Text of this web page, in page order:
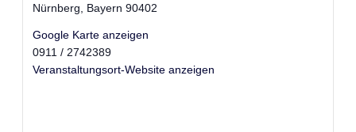
Nürnberg
Bayern 90402
Google Karte anzeigen
0911 / 2742389
Veranstaltungsort-Website anzeigen